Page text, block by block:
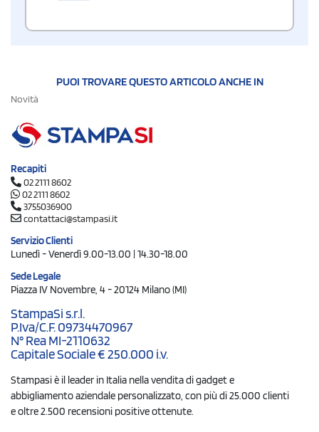
PUOI TROVARE QUESTO ARTICOLO ANCHE IN
Novità
Recapiti
02 2111 8602
02 2111 8602
3755036900
contattaci@stampasi.it
Servizio Clienti
Lunedì - Venerdì 9.00-13.00 | 14.30-18.00
Sede Legale
Piazza IV Novembre, 4 - 20124 Milano (MI)
StampaSi s.r.l.
P.Iva/C.F. 09734470967
N° Rea MI-2110632
Capitale Sociale € 250.000 i.v.
Stampasi è il leader in Italia nella vendita di gadget e
abbigliamento aziendale personalizzato, con più di 25.000 clienti
e oltre 2.500 recensioni positive ottenute.